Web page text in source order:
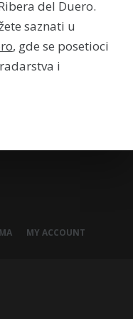
del Duero.
saznati u
, gde se posetioci
i
MY ACCOUNT